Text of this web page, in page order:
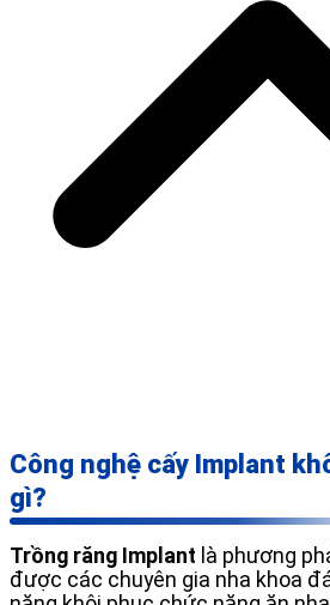
Công nghệ cấy Implant
gì?
Trồng răng Implant là phương
được các chuyên gia nha khoa